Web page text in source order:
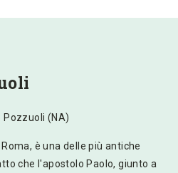
Pozzuoli (NA)
è una delle più antiche
che l'apostolo Paolo, giunto a